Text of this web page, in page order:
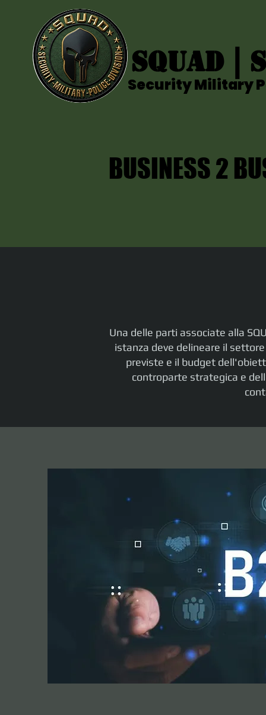
SQUAD |
SQUAD |
Security Military
Security Military
BUSINESS 2
BUSINESS 2
Una delle parti associate alla
istanza deve delineare il
previste e il budget
controparte strategica e